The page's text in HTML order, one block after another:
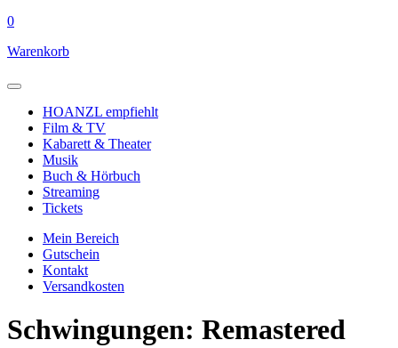
0
Warenkorb
HOANZL empfiehlt
Film & TV
Kabarett & Theater
Musik
Buch & Hörbuch
Streaming
Tickets
Mein Bereich
Gutschein
Kontakt
Versandkosten
Schwingungen: Remastered